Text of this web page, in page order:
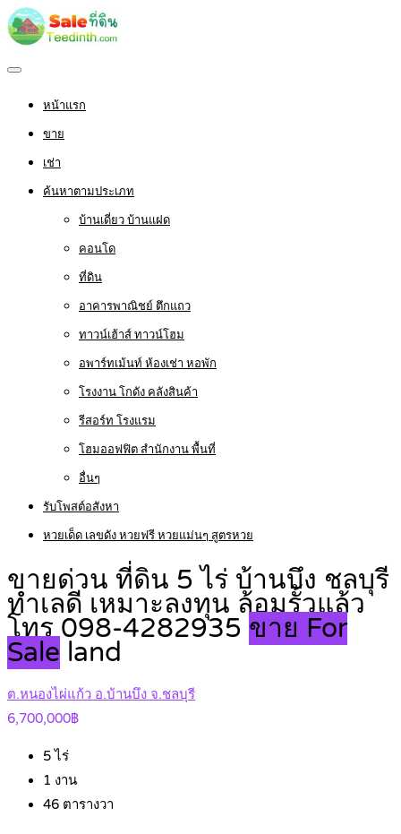
หน้าแรก
ขาย
เช่า
ค้นหาตามประเภท
บ้านเดี่ยว บ้านแฝด
คอนโด
ที่ดิน
อาคารพาณิชย์ ตึกแถว
ทาวน์เฮ้าส์ ทาวน์โฮม
อพาร์ทเม้นท์ ห้องเช่า หอพัก
โรงงาน โกดัง คลังสินค้า
รีสอร์ท โรงแรม
โฮมออฟฟิต สำนักงาน พื้นที่
อื่นๆ
รับโพสต์อสังหา
หวยเด็ด เลขดัง หวยฟรี หวยแม่นๆ สูตรหวย
ขายด่วน ที่ดิน 5 ไร่ บ้านบึง ชลบุรี
ทำเลดี เหมาะลงทุน ล้อมรั้วแล้ว
โทร 098-4282935 ขาย For
Sale land
ต.หนองไผ่แก้ว อ.บ้านบึง จ.ชลบุรี
6,700,000฿
5ไร่
1 งาน
46 ตารางวา